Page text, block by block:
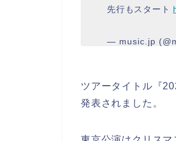
先行もスタート
— music.jp
ツアータイトル『
発表されました。